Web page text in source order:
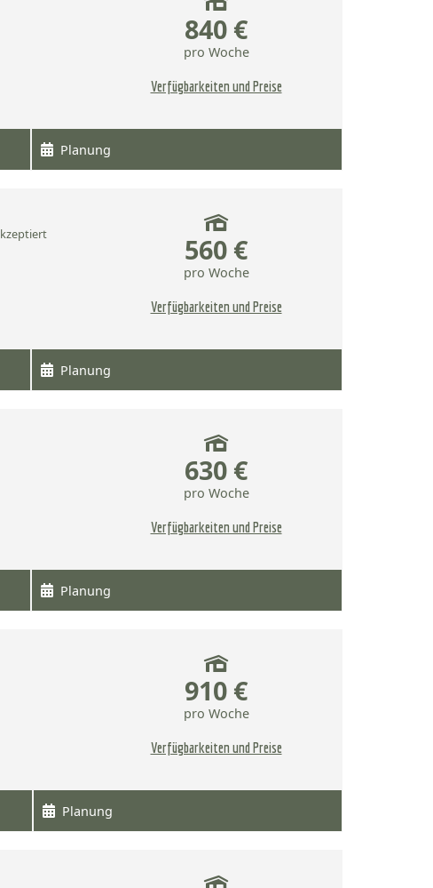
840 €
pro Woche
Verfügbarkeiten und Preise
Planung
560 €
pro Woche
Verfügbarkeiten und Preise
Planung
630 €
pro Woche
Verfügbarkeiten und Preise
Planung
910 €
pro Woche
Verfügbarkeiten und Preise
Planung